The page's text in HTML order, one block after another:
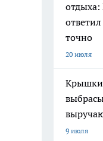
отдыха:
точно
20 июля
Крышки
9 июля